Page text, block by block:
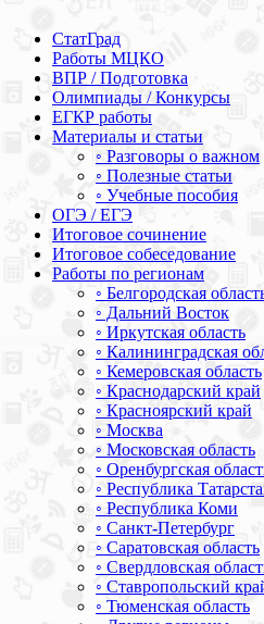
СтатГрад
Работы МЦКО
ВПР / Подготовка
Олимпиады / Конкурсы
ЕГКР работы
Материалы и статьи
◦ Разговоры о важном
◦ Полезные статьи
◦ Учебные пособия
ОГЭ / ЕГЭ
Итоговое сочинение
Итоговое собеседование
Работы по регионам
◦ Белгородская
◦ Дальний Восток
◦ Иркутская область
◦ Калининградская
◦ Кемеровская область
◦ Краснодарский край
◦ Красноярский край
◦ Москва
◦ Московская область
◦ Оренбургская
◦ Республика
◦ Республика Коми
◦ Санкт-Петербург
◦ Саратовская область
◦ Свердловская
◦ Ставропольский
◦ Тюменская область